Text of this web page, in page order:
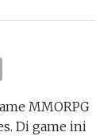
MMORPG
Di game ini